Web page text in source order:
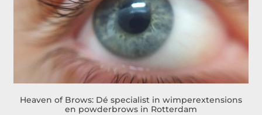
Heaven of Brows: Dé specialist in wimperextensions
en powderbrows in Rotterdam